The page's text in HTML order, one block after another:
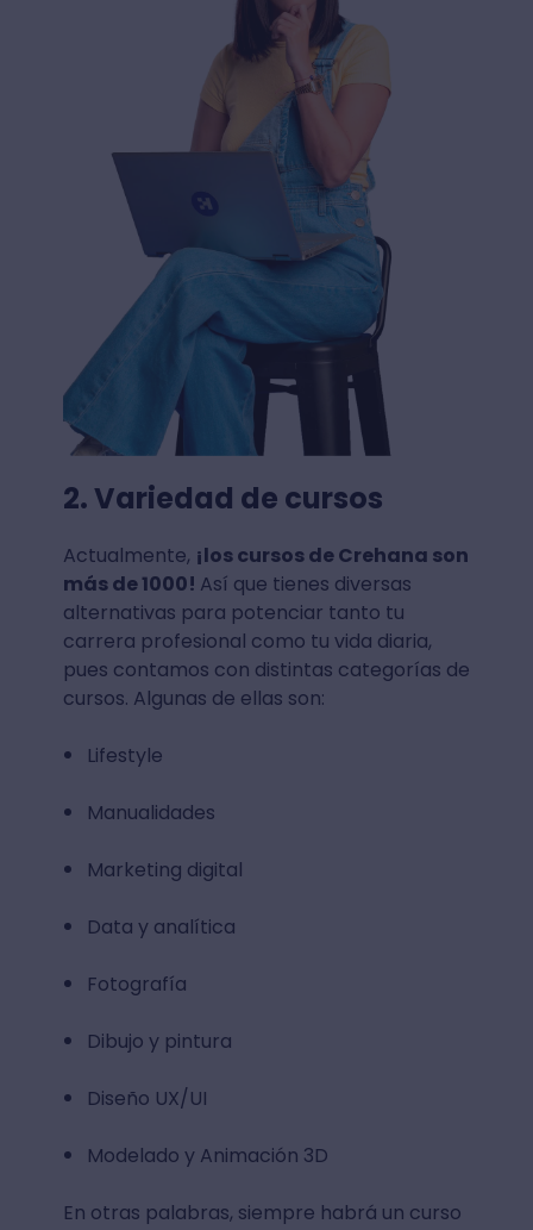
2. Variedad de cursos
Actualmente, ¡los cursos de Crehana son
más de 1000! Así que tienes diversas
alternativas para potenciar tanto tu
carrera profesional como tu vida diaria,
pues contamos con distintas categorías de
cursos. Algunas de ellas son:
Lifestyle
Manualidades
Marketing digital
Data y analítica
Fotografía
Dibujo y pintura
Diseño UX/UI
Modelado y Animación 3D
En otras palabras, siempre habrá un curso